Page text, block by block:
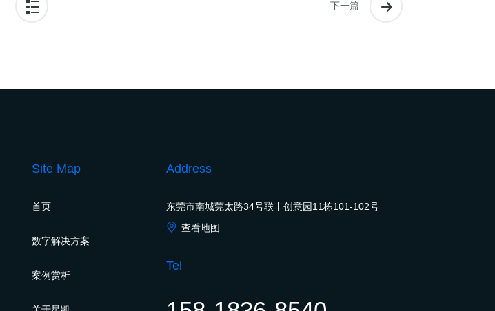
下一篇
Site Map
首页
数字解决方案
案例赏析
Address
东莞市南城莞太路34号联丰创意园11栋101-102号
查看地图
Tel